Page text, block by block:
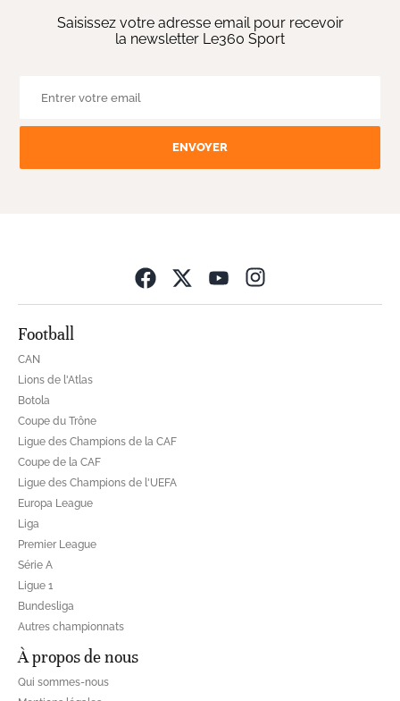
Saisissez votre adresse email pour recevoir
la newsletter Le360 Sport
ENVOYER
Football
CAN
Lions de l'Atlas
Botola
Coupe du Trône
Ligue des Champions de la CAF
Coupe de la CAF
Ligue des Champions de l'UEFA
Europa League
Liga
Premier League
Série A
Ligue 1
Bundesliga
Autres championnats
À propos de nous
Qui sommes-nous